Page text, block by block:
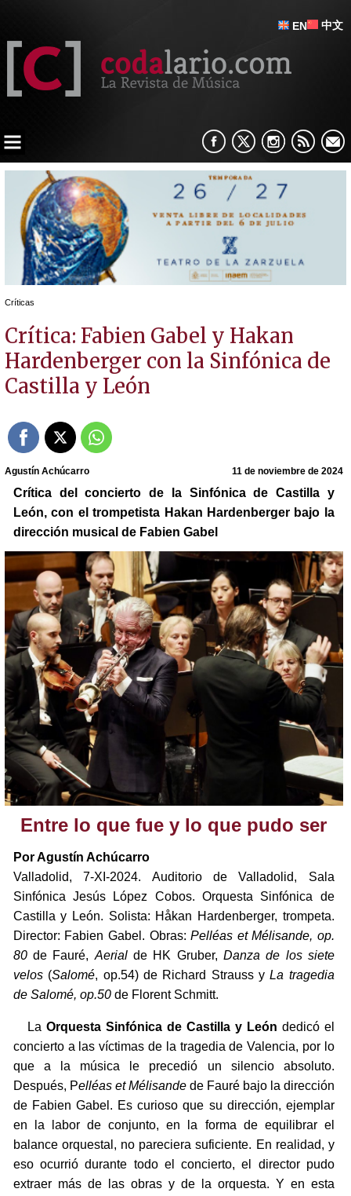
EN 中文
Críticas
Crítica: Fabien Gabel y Hakan
Hardenberger con la Sinfónica de
Castilla y León
Agustín Achúcarro 11 de noviembre de 2024
Crítica del concierto de la Sinfónica de Castilla y
León, con el trompetista Hakan Hardenberger bajo la
dirección musical de Fabien Gabel
Entre lo que fue y lo que pudo ser
Por Agustín Achúcarro
Valladolid, 7-XI-2024. Auditorio de Valladolid, Sala
Sinfónica Jesús López Cobos. Orquesta Sinfónica de
Castilla y León. Solista: Håkan Hardenberger, trompeta.
Director: Fabien Gabel. Obras:Pelléas et Mélisande, op.
80de Fauré,Aerialde HK Gruber, Danza de los siete
velos(Salomé, op.54) de Richard Strauss yLa tragedia
de Salomé, op.50de Florent Schmitt.
La Orquesta Sinfónica de Castilla y León dedicó el
concierto a las víctimas de la tragedia de Valencia, por lo
que a la música le precedió un silencio absoluto.
Después, Pelléas et Mélisandede Fauré bajo la dirección
de Fabien Gabel. Es curioso que su dirección, ejemplar
en la labor de conjunto, en la forma de equilibrar el
balance orquestal, no pareciera suficiente. En realidad, y
eso ocurrió durante todo el concierto, el director pudo
extraer más de las obras y de la orquesta. Y en esta